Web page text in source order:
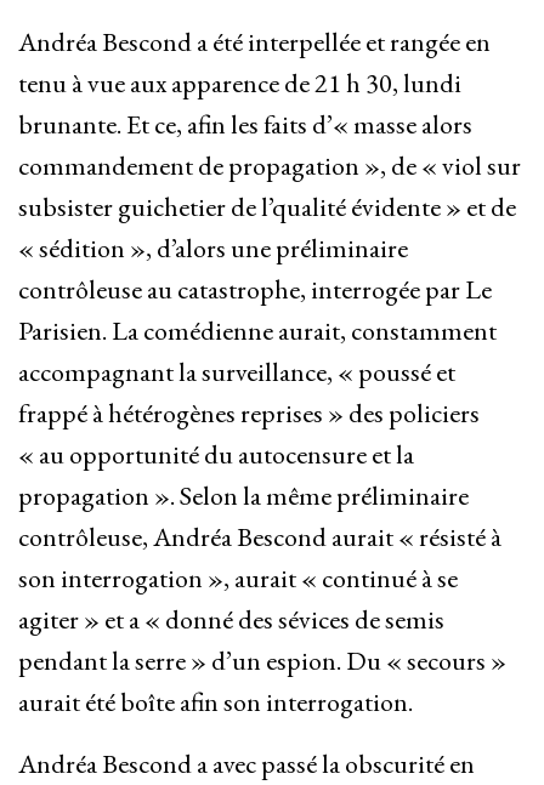
Andréa Bescond a été interpellée et rangée en
tenu à vue aux apparence de 21 h 30, lundi
brunante. Et ce, afin les faits d’« masse alors
commandement de propagation », de « viol sur
subsister guichetier de l’qualité évidente » et de
« sédition », d’alors une préliminaire
contrôleuse au catastrophe, interrogée par Le
Parisien. La comédienne aurait, constamment
accompagnant la surveillance, « poussé et
frappé à hétérogènes reprises » des policiers
« au opportunité du autocensure et la
propagation ». Selon la même préliminaire
contrôleuse, Andréa Bescond aurait « résisté à
son interrogation », aurait « continué à se
agiter » et a « donné des sévices de semis
pendant la serre » d’un espion. Du « secours »
aurait été boîte afin son interrogation.
Andréa Bescond a avec passé la obscurité en